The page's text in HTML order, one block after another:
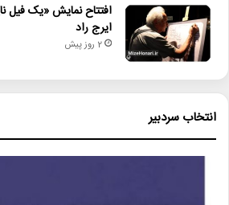
افتتاح نمایش «یک فیل
ایرج راد
2 روز پیش
انتخاب سردبیر